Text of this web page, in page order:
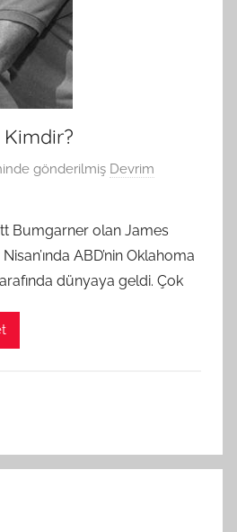
gönderilmiş Devrim
Bumgarner olan James
Nisan’ında ABD’nin Oklahoma
dünyaya geldi. Çok